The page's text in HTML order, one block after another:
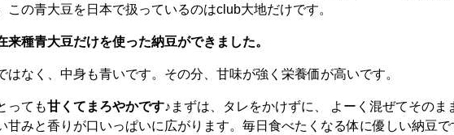
この青大豆を日本で扱っているのはclub大地だけです。
来種青大豆だけを使った納豆ができました。
はなく、中身も青いです。その分、甘味が強く栄養価が高いです。
っても甘くてまろやかです♪ まずは、タレをかけずに、 よーく混ぜてそのま
甘みと香りが口いっぱいに広がります。毎日食べたくなる体に優しい納豆で